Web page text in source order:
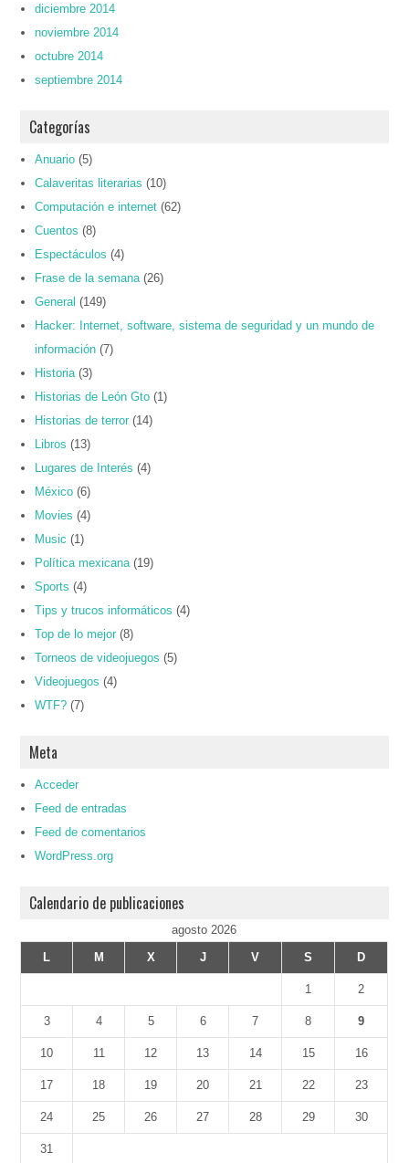
diciembre 2014
noviembre 2014
octubre 2014
septiembre 2014
Categorías
Anuario (5)
Calaveritas literarias (10)
Computación e internet (62)
Cuentos (8)
Espectáculos (4)
Frase de la semana (26)
General (149)
Hacker: Internet, software, sistema de seguridad y un mundo de
información (7)
Historia (3)
Historias de León Gto (1)
Historias de terror (14)
Libros (13)
Lugares de Interés (4)
México (6)
Movies (4)
Music (1)
Política mexicana (19)
Sports (4)
Tips y trucos informáticos (4)
Top de lo mejor (8)
Torneos de videojuegos (5)
Videojuegos (4)
WTF? (7)
Meta
Acceder
Feed de entradas
Feed de comentarios
WordPress.org
Calendario de publicaciones
agosto 2026
L
M X J V S D
1 2
3 4 5 6 7 8 9
10 11 12 13 14 15 16
17 18 19 20 21 22 23
24 25 26 27 28 29 30
31